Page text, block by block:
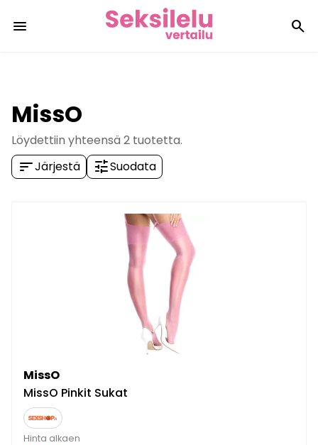
menu search
MissO
Löydettiin yhteensä 2 tuotetta.
sortJärjestä tuneSuodata
MissO
MissO Pinkit Sukat
Hinta alkaen